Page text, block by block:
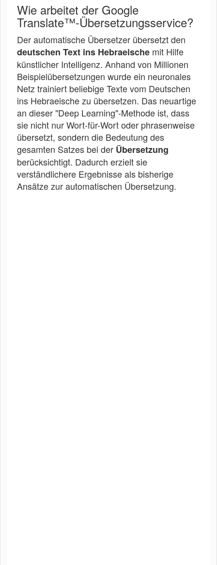
Wie arbeitet der Google
Translate™-Übersetzungsservice?
Der automatische Übersetzer übersetzt den
deutschen Text ins Hebraeische mit Hilfe
künstlicher Intelligenz. Anhand von Millionen
Beispielübersetzungen wurde ein neuronales
Netz trainiert beliebige Texte vom Deutschen
ins Hebraeische zu übersetzen. Das neuartige
an dieser "Deep Learning"-Methode ist, dass
sie nicht nur Wort-für-Wort oder phrasenweise
übersetzt, sondern die Bedeutung des
gesamten Satzes bei der Übersetzung
berücksichtigt. Dadurch erzielt sie
verständlichere Ergebnisse als bisherige
Ansätze zur automatischen Übersetzung.